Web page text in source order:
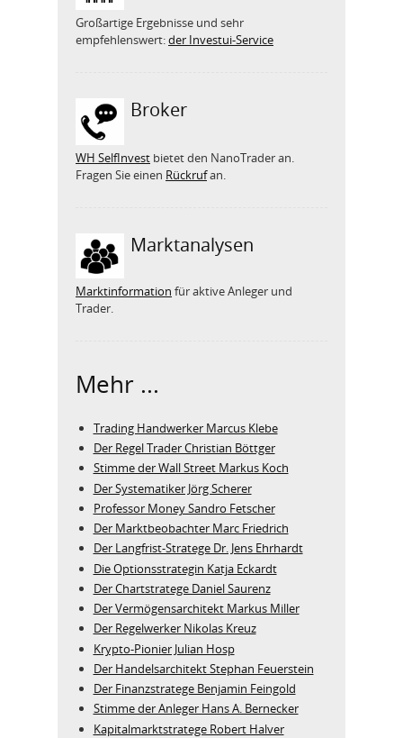
Großartige Ergebnisse und sehr
empfehlenswert:der Investui-Service
Broker
WH SelfInvest bietet den NanoTrader an.
Fragen Sie einen Rückrufan.
Marktanalysen
Marktinformation für aktive Anleger und
Trader.
Mehr ...
Trading Handwerker Marcus Klebe
Der Regel Trader Christian Böttger
Stimme der Wall Street Markus Koch
Der Systematiker Jörg Scherer
Professor Money Sandro Fetscher
Der Marktbeobachter Marc Friedrich
Der Langfrist-Stratege Dr. Jens Ehrhardt
Die Optionsstrategin Katja Eckardt
Der Chartstratege Daniel Saurenz
Der Vermögensarchitekt Markus Miller
Der Regelwerker Nikolas Kreuz
Krypto-Pionier Julian Hosp
Der Handelsarchitekt Stephan Feuerstein
Der Finanzstratege Benjamin Feingold
Stimme der Anleger Hans A. Bernecker
Kapitalmarktstratege Robert Halver